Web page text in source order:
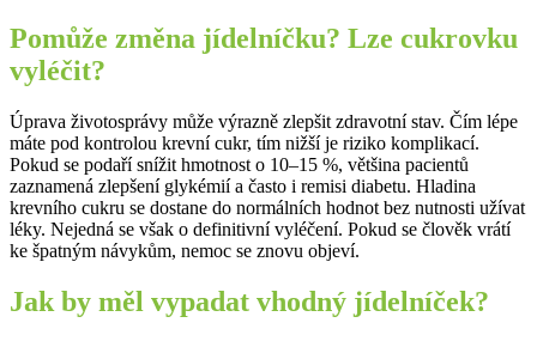
Pomůže změna jídelníčku? Lze cukrovku
vyléčit?
Úprava životosprávy může výrazně zlepšit zdravotní stav. Čím lépe
máte pod kontrolou krevní cukr, tím nižší je riziko komplikací.
Pokud se podaří snížit hmotnost o 10–15 %, většina pacientů
zaznamená zlepšení glykémií a často i remisi diabetu. Hladina
krevního cukru se dostane do normálních hodnot bez nutnosti užívat
léky. Nejedná se však o definitivní vyléčení. Pokud se člověk vrátí
ke špatným návykům, nemoc se znovu objeví.
Jak by měl vypadat vhodný jídelníček?